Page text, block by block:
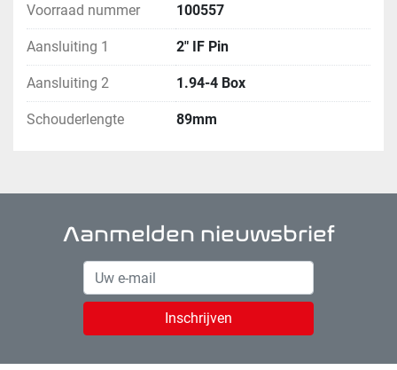
Voorraad nummer 100557
Aansluiting 1 2" IF Pin
Aansluiting 2 1.94-4 Box
Schouderlengte 89mm
Aanmelden nieuwsbrief
Inschrijven